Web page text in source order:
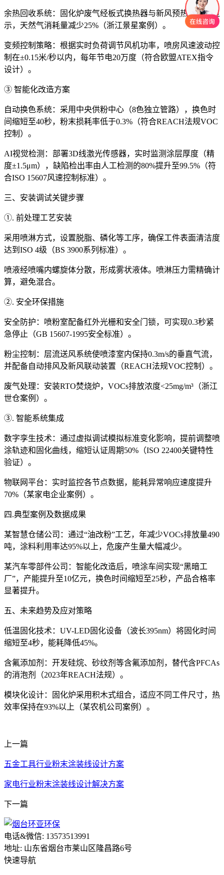
余热回收系统：固化炉废气经板式换热器与新风预热。案例显
示，天然气消耗量减少25%（浙江景星案例）。
变频控制策略：根据实时负荷调节风机功率，喷房风速波动控
制在±0.15米/秒以内，每年节电20万度（符合欧盟ATEX指令
设计）。
③ 智能化改造方案
自动换色系统：采用中央供粉中心（8色独立管路），换色时
间缩短至40秒，粉末损耗率低于0.3%（符合REACH法规VOC
控制）。
AI视觉检测：部署3D线激光传感器，实时监测涂层厚度（精
度±1.5μm），缺陷检出率由人工检测的80%提升至99.5%（符
合ISO 15607风速控制标准）。
三、安装调试关键步骤
①. 前处理工艺安装
采用喷淋方式，设置脱脂、磷化等工序，确保工件表面清洁度
达到ISO 4级（BS 3900系列标准）。
喷液经喷嘴内螺旋体分散，形成雾状液体。喷淋压力需精确计
算，避免混合。
②. 安全环保措施
安全防护：喷粉室配备红外光栅和安全门锁，可实现0.3秒紧
急停止（GB 15607-1995安全标准）。
粉尘控制：层流送风系统使喷漆室内保持0.3m/s的垂直气流，
并配备自动排风及新风联动装置（REACH法规VOC控制）。
废气处理：安装RTO焚烧炉，VOCs排放浓度<25mg/m³（浙江
世仓案例）。
③. 智能系统集成
数字孪生技术：通过虚拟调试模拟标准变化影响，提前调整喷
涂轨迹和固化曲线，缩短认证周期50%（ISO 22400关键特性
验证）。
物联网平台：实时监控各节点数据，能耗异常响应速度提升
70%（某家电企业案例）。
四.典型案例及数据成果
某智慧仓储公司：通过“油改粉”工艺，年减少VOCs排放量490
吨，涂料利用率达95%以上，危废产生量大幅减少。
某汽车零部件公司：智能化改造后，喷涂车间实现“黑暗工
厂”，产能提升至10亿元，换色时间缩短至25秒，产品合格率
显著提升。
五、未来趋势及应对策略
低温固化技术：UV-LED固化设备（波长395nm）将固化时间
缩短至4秒，能耗降低45%。
含氟添加剂：开发硅烷、砂纹剂等含氟添加剂，替代含PFCAs
的消泡剂（2023年REACH法规）。
模块化设计：固化炉采用积木式组合，适应不同工件尺寸，热
效率保持在93%以上（某农机公司案例）。
上一篇
五金工具行业粉末涂装线设计方案
家电行业粉末涂装线设计解决方案
下一篇
电话&微信: 13573513991
地址: 山东省烟台市莱山区隆昌路6号
快速导航